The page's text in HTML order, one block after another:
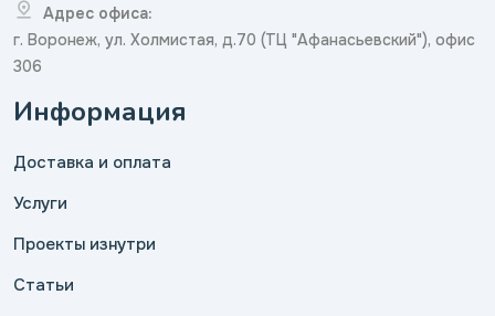
Адрес офиса:
г. Воронеж, ул. Холмистая, д.70 (ТЦ "Афанасьевский"), офис
306
Информация
Доставка и оплата
Услуги
Проекты изнутри
Статьи